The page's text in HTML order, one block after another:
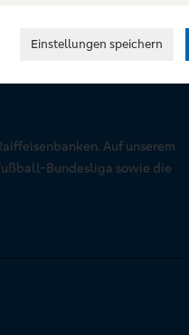
Auf unserem
Bundesliga sowie die
Einstellungen speichern